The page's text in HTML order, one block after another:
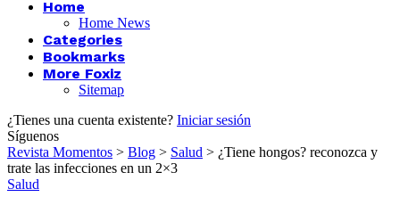
Home
Home News
Categories
Bookmarks
More Foxiz
Sitemap
¿Tienes una cuenta existente? Iniciar sesión
Síguenos
Revista Momentos > Blog > Salud > ¿Tiene hongos? reconozca y
trate las infecciones en un 2×3
Salud